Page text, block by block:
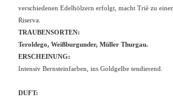
verschiedenen Edelhölzern erfolgt, macht Triè zu
Riserva.
TRAUBENSORTEN:
Teroldego, Weißburgunder, Müller Thurgau.
ERSCHEINUNG:
Intensiv Bernsteinfarben, ins Goldgelbe tendierend.
DUFT: